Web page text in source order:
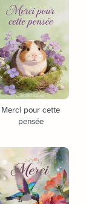
Merci pour cette
pensée